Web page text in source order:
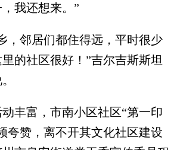
我还想来。”
邻居们都住得远，平时很少
的社区很好！”吉尔吉斯斯坦
富，市南小区社区“第一印
夸赞，离不开其文化社区建设